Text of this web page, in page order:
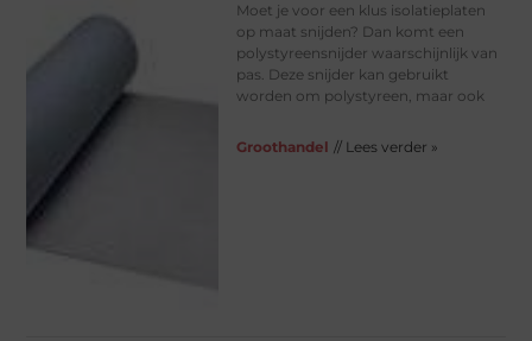
Moet je voor een klus isolatieplaten
op maat snijden? Dan komt een
polystyreensnijder waarschijnlijk van
pas. Deze snijder kan gebruikt
worden om polystyreen, maar ook
Groothandel // Lees verder »